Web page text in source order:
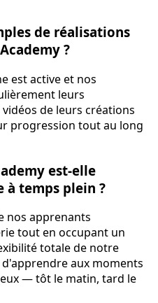
de réalisations
?
est active et nos
leurs
de leurs créations
progression tout au long
est-elle
à temps plein ?
nos apprenants
tout en occupant un
totale de notre
aux moments
— tôt le matin, tard le